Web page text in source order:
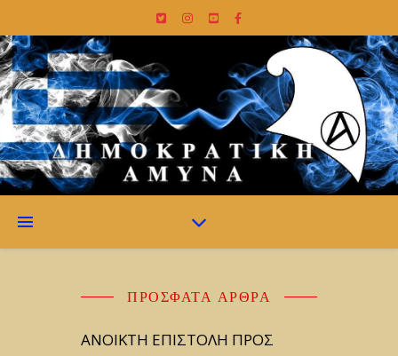
ΠΡΌΣΦΑΤΑ ΆΡΘΡΑ
ΑΝΟΙΚΤΗ ΕΠΙΣΤΟΛΗ ΠΡΟΣ